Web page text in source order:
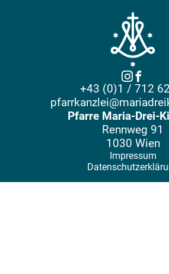
+43 (0)1 / 712
Pfarre Maria-Drei-
Rennweg 91
1030 Wien
Impressum